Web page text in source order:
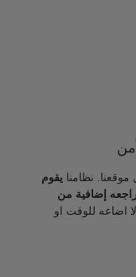
نظامنا يقوم
إضافية من
اضاعه للوقت او